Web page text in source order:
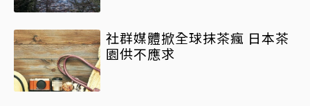
社群媒體掀全球抹茶瘋 日本茶
園供不應求